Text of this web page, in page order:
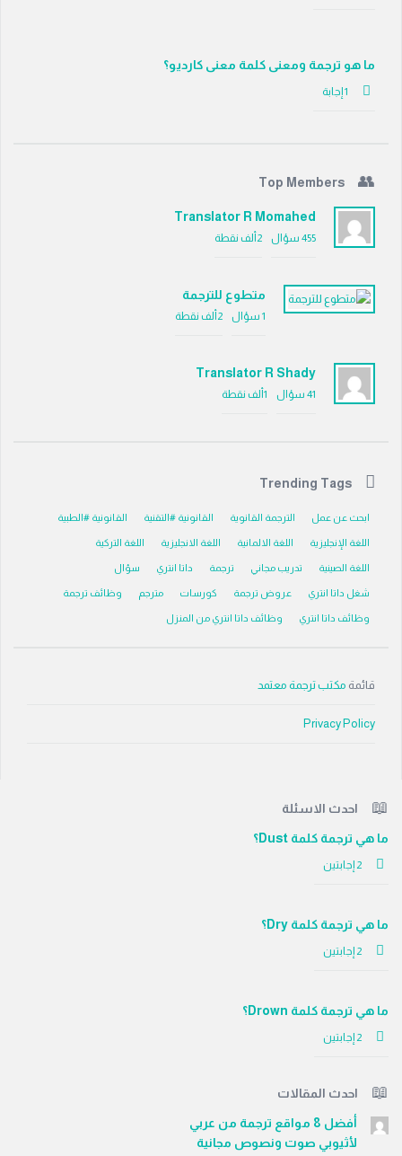
ما هو ترجمة ومعنى كلمة معنى كارديو؟
‫1 إجابة
Top Members
Translator R Momahed
455 سؤال 2ألف نقطة
متطوع للترجمة
1 سؤال 2ألف نقطة
Translator R Shady
41 سؤال 1ألف نقطة
Trending Tags
ابحث عن عمل الترجمة القانوية القانونية #التقنية القانونية #الطبية
اللغة الإنجليزية اللغة الالمانية اللغة الانجليزية اللغة التركية
اللغة الصينية تدريب مجاني ترجمة داتا انتري سؤال
شغل داتا انتري عروض ترجمة كورسات مترجم وظائف ترجمة
وظائف داتا انتري وظائف داتا انتري من المنزل
قائمةمكتب ترجمة معتمد
Privacy Policy
احدث الاسئلة
ما هي ترجمة كلمة Dust؟
‫2 إجابتين
ما هي ترجمة كلمة Dry؟
‫2 إجابتين
ما هي ترجمة كلمة Drown؟
‫2 إجابتين
احدث المقالات
أفضل 8 مواقع ترجمة من عربي
لأثيوبي صوت ونصوص مجانية